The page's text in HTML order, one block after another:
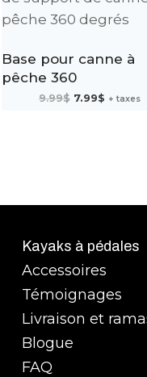
Base pour canne à
pêche 360
9.99$ Le
prix
7.99$Le
prix
+ taxes
Kayaks à pédales
Accessoires
Témoignages
Livraison et
Blogue
FAQ